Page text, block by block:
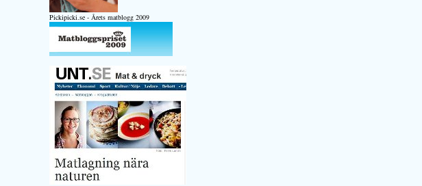
Pickipicki.se - Årets matblogg 2009